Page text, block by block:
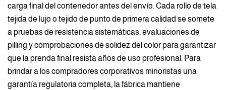
carga final del contenedor antes del envío. Cada rollo de tela
tejida de lujo o tejido de punto de primera calidad se somete
a pruebas de resistencia sistemáticas, evaluaciones de
pilling y comprobaciones de solidez del color para garantizar
que la prenda final resista años de uso profesional. Para
brindar a los compradores corporativos minoristas una
garantía regulatoria completa, la fábrica mantiene